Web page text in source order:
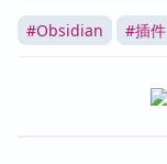
#Obsidian #插件